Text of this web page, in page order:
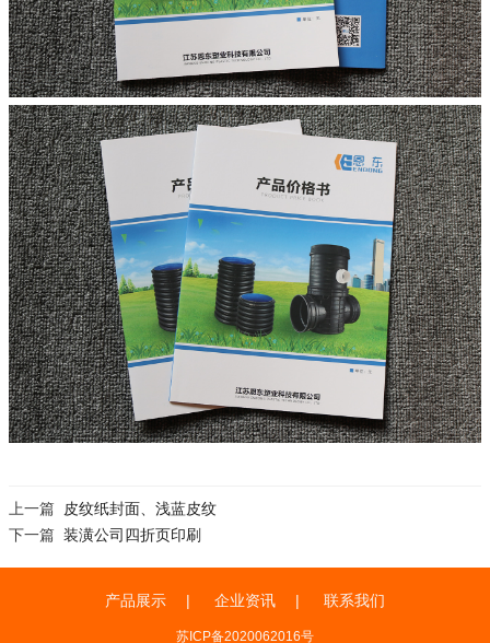
上一篇
皮纹纸封面、浅蓝皮纹
下一篇 装潢公司四折页印刷
产品展示 企业资讯 联系我们
苏ICP备2020062016号